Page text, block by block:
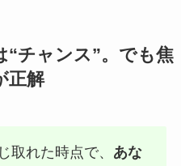
“チャンス”。でも焦
正解
取れた時点で、 あな